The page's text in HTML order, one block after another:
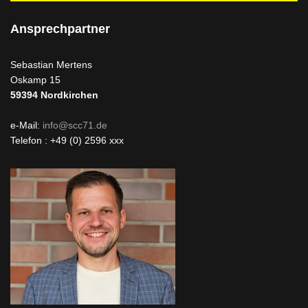
Ansprechpartner
Sebastian Mertens
Oskamp 15
59394 Nordkirchen
e-Mail: info@scc71.de
Telefon : +49 (0) 2596 xxx